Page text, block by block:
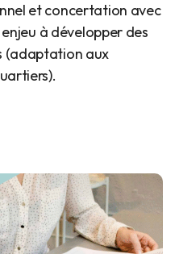
et concertation avec
à développer des
(adaptation aux